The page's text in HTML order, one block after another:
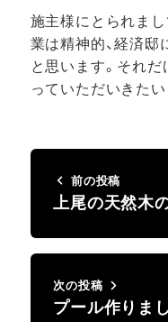
施主様にとられま
業は精神的、経済
と思います。それ
っていただいきたい
前の投稿
上尾の天然
次の投稿
プール作りまし